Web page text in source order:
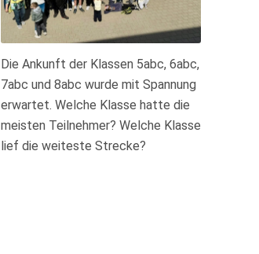
Die Ankunft der Klassen 5abc, 6abc,
7abc und 8abc wurde mit Spannung
erwartet. Welche Klasse hatte die
meisten Teilnehmer? Welche Klasse
lief die weiteste Strecke?